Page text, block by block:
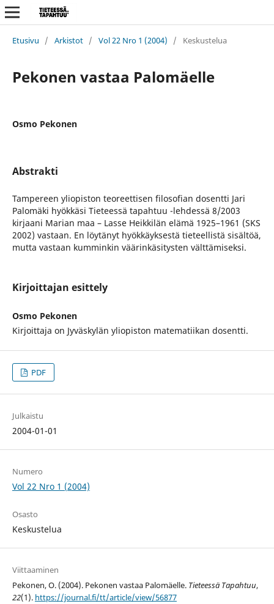
Etusivu / Arkistot / Vol 22 Nro 1 (2004) / Keskustelua
Pekonen vastaa Palomäelle
Osmo Pekonen
Abstrakti
Tampereen yliopiston teoreettisen filosofian dosentti Jari
Palomäki hyökkäsi Tieteessä tapahtuu -lehdessä 8/2003
kirjaani Marian maa – Lasse Heikkilän elämä 1925–1961 (SKS
2002) vastaan. En löytänyt hyökkäyksestä tieteellistä sisältöä,
mutta vastaan kumminkin väärinkäsitysten välttämiseksi.
Kirjoittajan esittely
Osmo Pekonen
Kirjoittaja on Jyväskylän yliopiston matematiikan dosentti.
PDF
Julkaistu
2004-01-01
Numero
Vol 22 Nro 1 (2004)
Osasto
Keskustelua
Viittaaminen
Pekonen, O. (2004). Pekonen vastaa Palomäelle. Tieteessä Tapahtuu,
22(1). https://journal.fi/tt/article/view/56877